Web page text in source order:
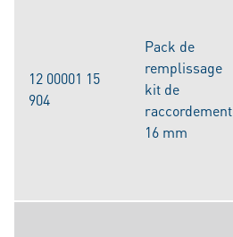
12 00001 15
904
Pack de
remplissage
kit de
raccordement
16 mm